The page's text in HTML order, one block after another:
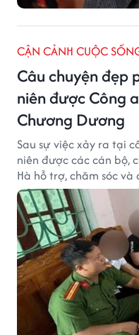
CẬN CẢNH CUỘC
Câu chuyện đẹp
niên được Công
Chương Dương
Sau sự việc xảy ra tại
niên được các cán bộ,
Hà hỗ trợ, chăm sóc